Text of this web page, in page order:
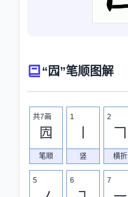
“囥”笔顺图解
共7画
囥
笔顺
1
竖
2
𠃍
横折
5 6 7